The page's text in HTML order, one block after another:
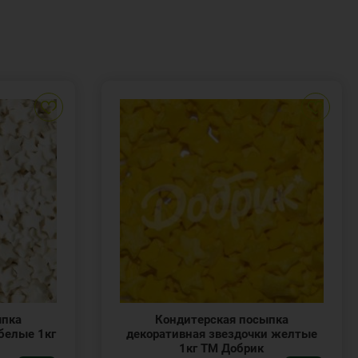
1кг
Кондитерская посыпка
декоративная звездочки желтые
1кг ТМ Добрик